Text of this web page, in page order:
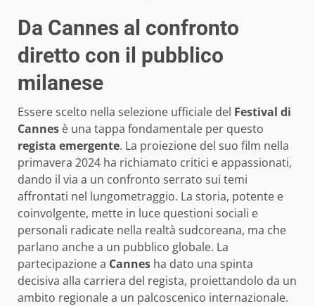
Da Cannes al confronto
diretto con il pubblico
milanese
Essere scelto nella selezione ufficiale del Festival di
Cannes è una tappa fondamentale per questo
regista emergente. La proiezione del suo film nella
primavera 2024 ha richiamato critici e appassionati,
dando il via a un confronto serrato sui temi
affrontati nel lungometraggio. La storia, potente e
coinvolgente, mette in luce questioni sociali e
personali radicate nella realtà sudcoreana, ma che
parlano anche a un pubblico globale. La
partecipazione a Cannes ha dato una spinta
decisiva alla carriera del regista, proiettandolo da un
ambito regionale a un palcoscenico internazionale.